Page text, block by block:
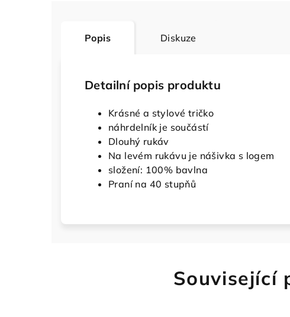
Popis Diskuze
Detailní popis produktu
Krásné a stylové tričko
náhrdelník je součástí
Dlouhý rukáv
Na levém rukávu je nášivka s logem
složení: 100% bavlna
Praní na 40 stupňů
Související